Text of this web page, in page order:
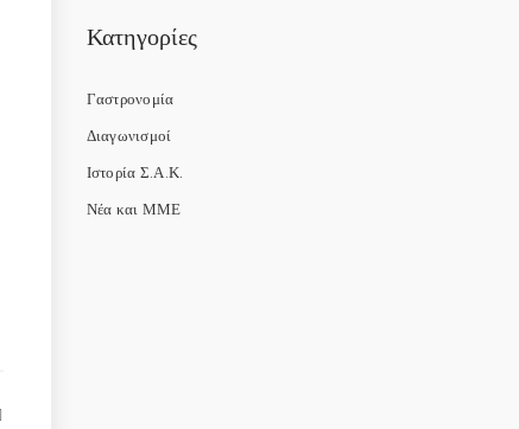
Κατηγορίες
Γαστρονομία
Διαγωνισμοί
Ιστορία Σ.Α.Κ.
Νέα και ΜΜΕ